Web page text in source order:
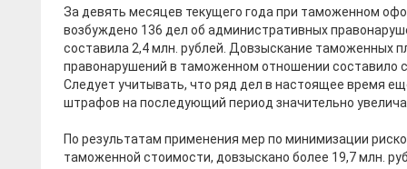
За девять месяцев текущего года при таможенном
возбуждено 136 дел об административных
составила 2,4 млн. рублей. Довзыскание таможенных
правонарушений в таможенном отношении
Следует учитывать, что ряд дел в настоящее время
штрафов на последующий период значительно
По результатам применения мер по минимизации
таможенной стоимости, довзыскано более 19,7 млн.